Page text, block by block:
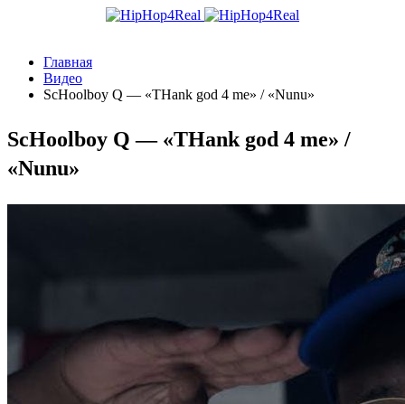
Главная
Видео
ScHoolboy Q — «THank god 4 me» / «Nunu»
ScHoolboy Q — «THank god 4 me» /
«Nunu»